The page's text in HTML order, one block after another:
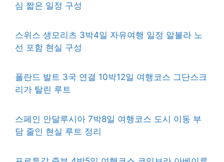
심 짧은 일정 구성
스위스 생모리츠 3박4일 자유여행 일정 알불라 노
선 포함 현실 구성
폴란드 발트 3국 연결 10박12일 여행코스 그단스크
리가 탈린 루트
스페인 안달루시아 7박8일 여행코스 도시 이동 부
담 줄인 현실 루트 정리